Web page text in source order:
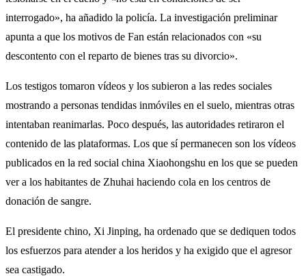
interrogado», ha añadido la policía. La investigación preliminar
apunta a que los motivos de Fan están relacionados con «su
descontento con el reparto de bienes tras su divorcio».
Los testigos tomaron vídeos y los subieron a las redes sociales
mostrando a personas tendidas inmóviles en el suelo, mientras otras
intentaban reanimarlas. Poco después, las autoridades retiraron el
contenido de las plataformas. Los que sí permanecen son los vídeos
publicados en la red social china Xiaohongshu en los que se pueden
ver a los habitantes de Zhuhai haciendo cola en los centros de
donación de sangre.
El presidente chino, Xi Jinping, ha ordenado que se dediquen todos
los esfuerzos para atender a los heridos y ha exigido que el agresor
sea castigado.